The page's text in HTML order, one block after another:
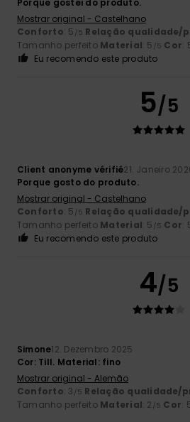
Mostrar original - Castelhano
Conforto: 5 /5 Relação qualidade/
Tamanho perfeito Material: 5 /5 Cor:
Eu recomendo este produto
5/5
Client anonyme vérifié21. Janeiro
Porque gosto do produto.
Mostrar original - Castelhano
Conforto: 5 /5 Relação qualidade/
Tamanho perfeito Material: 5 /5 Cor:
Eu recomendo este produto
4/5
Simone12. Dezembro 2025
Cor: Till. Material: fino
Mostrar original - Alemão
Conforto: 3 /5 Relação qualidade/
Tamanho perfeito Material: 2 /5 Cor: